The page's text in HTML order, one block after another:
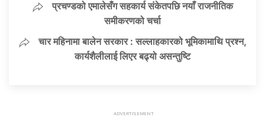
प्रचण्डको एमालेसँग सहकार्य संकेतपछि नयाँ राजनीतिक
समीकरणको चर्चा
चार महिनामा बालेन सरकार : सल्लाहकारको भूमिकामाथि प्रश्न,
कार्यशैलीलाई लिएर बढ्यो असन्तुष्टि